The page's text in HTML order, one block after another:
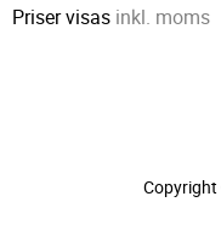
Priser visas inkl. moms
Copyright